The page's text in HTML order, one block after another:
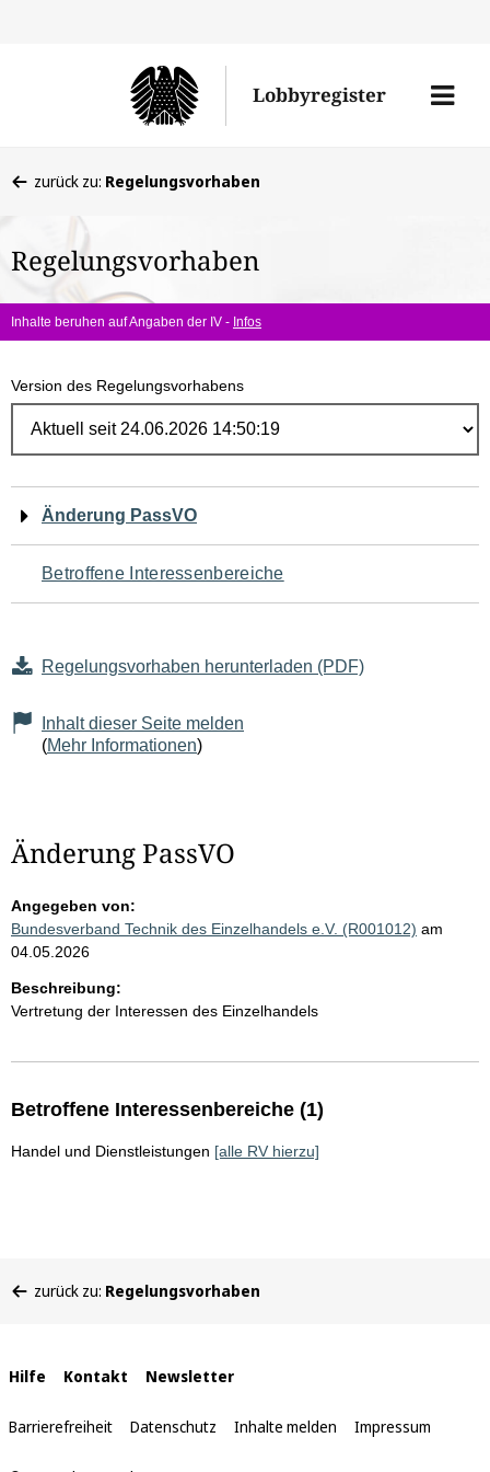
Lobbyregister
Menü
befinden
hier:
zurück zu: Regelungsvorhaben
Regelungsvorhaben
Inhalte beruhen auf Angaben der IV - Infos
Version des Regelungsvorhabens
Navigation
für
den
Seiteninhalt
Änderung PassVO
Betroffene Interessenbereiche
Regelungsvorhaben herunterladen (PDF)
Inhalt dieser Seite melden
(Mehr Informationen)
Änderung PassVO
Angegeben von:
Bundesverband Technik des Einzelhandels e.V. (R001012) am
04.05.2026
Beschreibung:
Vertretung der Interessen des Einzelhandels
Betroffene Interessenbereiche (1)
Handel und Dienstleistungen [alle RV hierzu]
befinden
zurück zu: Regelungsvorhaben
Interne
Links
Hilfe Kontakt Newsletter
Barrierefreiheit Datenschutz Inhalte melden Impressum